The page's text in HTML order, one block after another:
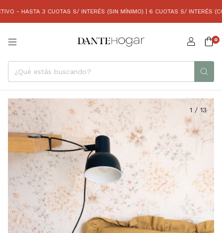
- HASTA 3 CUOTAS S/ INTERÉS (SIN MÍNIMO) | 6 CUOTAS S/ INTERÉS
0
1 / 13